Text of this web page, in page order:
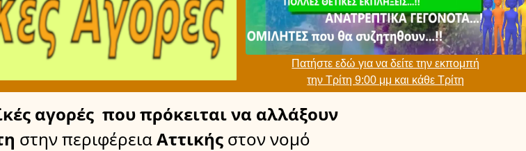
Πατήστε εδώ για να δείτε την εκπομπή
την Τρίτη 9:00 μμ και κάθε Τρίτη
αγορές που πρόκειται να αλλάξουν
στην περιφέρειαΑττικής στον νομό